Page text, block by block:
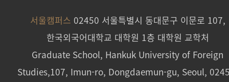
서울캠퍼스 02450 서울특별시 동대문구 이문로 107,
한국외국어대학교 대학원 1층 대학원 교학처
Graduate School, Hankuk University of Foreign
Studies,107, Imun-ro, Dongdaemun-gu, Seoul,